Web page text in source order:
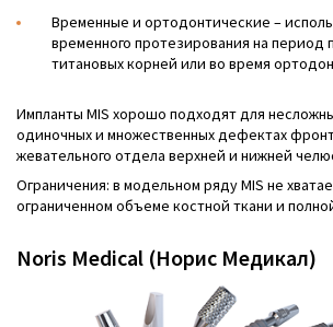
Временные и ортодонтические –
временного протезирования на период
титановых корней или во время
Импланты MIS хорошо подходят для
одиночных и множественных дефектах
жевательного отдела верхней и нижней
Ограничения: в модельном ряду MIS не
ограниченном объеме костной ткани и
Noris Medical (Норис Медикал)